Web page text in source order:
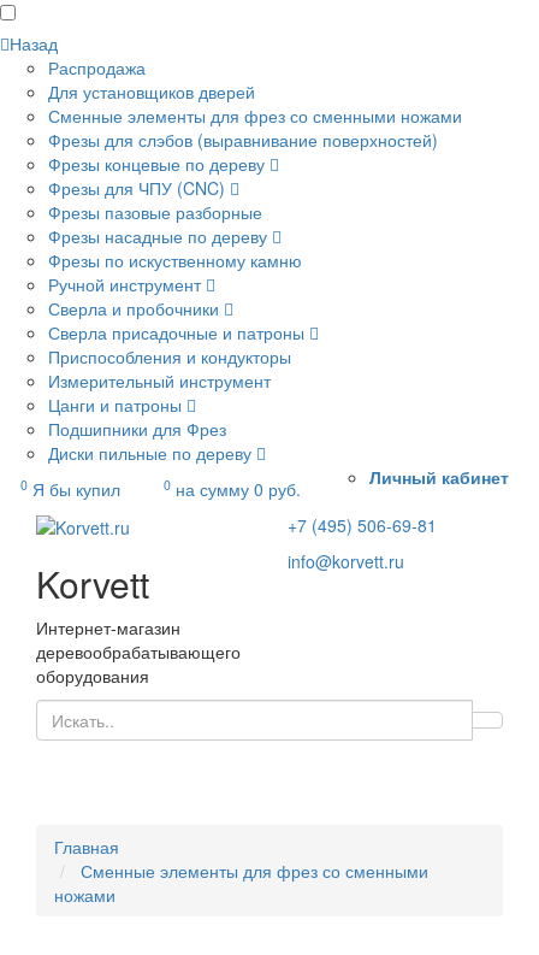
Назад
Распродажа
Для установщиков дверей
Сменные элементы для фрез со сменными ножами
Фрезы для слэбов (выравнивание поверхностей)
Фрезы концевые по дереву
Фрезы для ЧПУ (CNC)
Фрезы пазовые разборные
Фрезы насадные по дереву
Фрезы по искуственному камню
Ручной инструмент
Сверла и пробочники
Сверла присадочные и патроны
Приспособления и кондукторы
Измерительный инструмент
Цанги и патроны
Подшипники для Фрез
Диски пильные по дереву
0 Я бы купил 0 на сумму 0 руб. Личный кабинет
Korvett
Интернет-магазин
деревообрабатывающего
оборудования
+7 (495) 506-69-81
info@korvett.ru
Главная
Сменные элементы для фрез со сменными
ножами